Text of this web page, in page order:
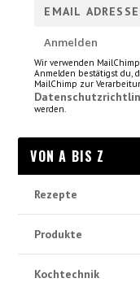
Wir verwenden
Anmelden bestätigst du,
MailChimp zur
werden.
VON A BIS Z
Rezepte
Produkte
Kochtechnik